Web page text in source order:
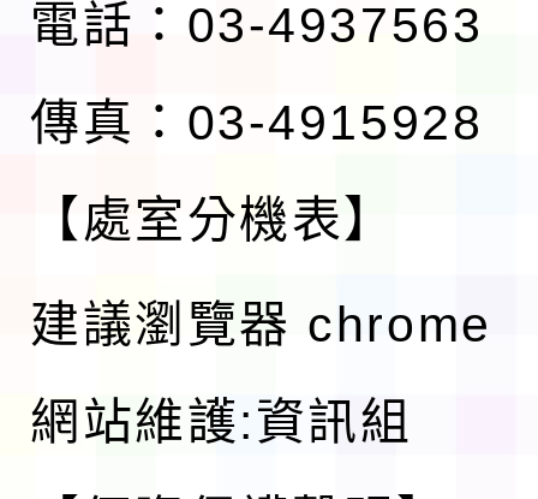
電話：03-4937563
傳真：03-4915928
【處室分機表】
建議瀏覽器 chrome
網站維護:資訊組